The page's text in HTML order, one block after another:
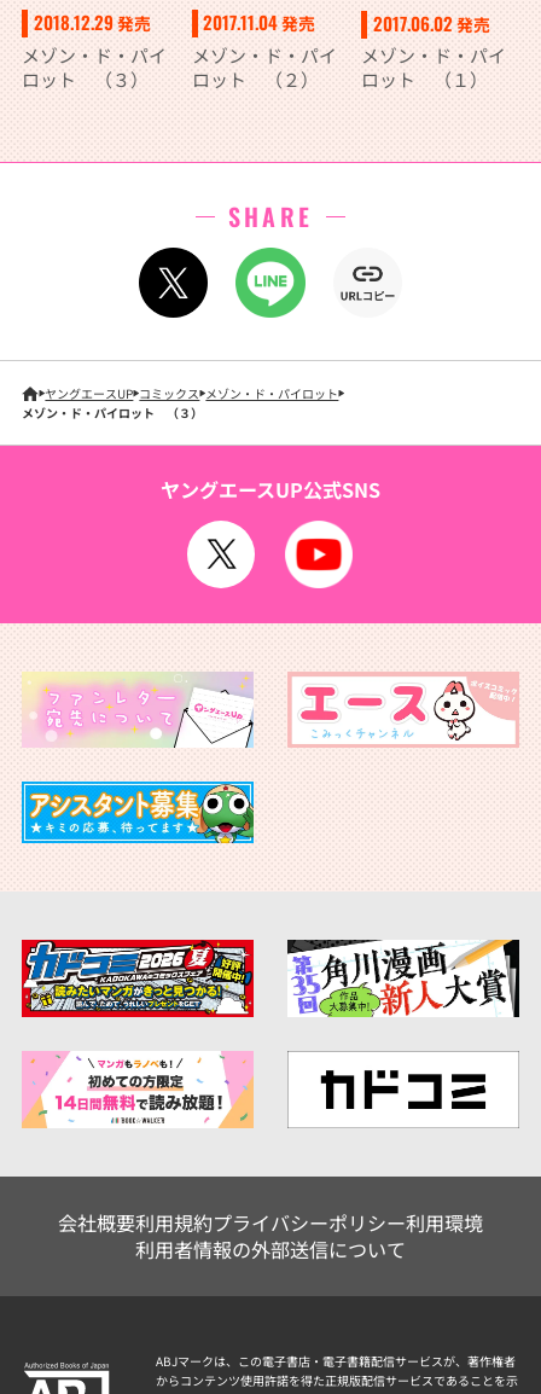
2018.12.29発売
メゾン・ド・パイ
ロット （３）
2017.11.04発売
メゾン・ド・パイ
ロット （２）
2017.06.02発売
メゾン・ド・パイ
ロット （１）
SHARE
ヤングエースUP コミックス メゾン・ド・パイロット
メゾン・ド・パイロット （３）
ヤングエースUP公式SNS
会社概要利用規約プライバシーポリシー利用環境
利用者情報の外部送信について
ABJマークは、この電子書店・電子書籍配信サービスが、著作権者
からコンテンツ使用許諾を得た正規版配信サービスであることを示